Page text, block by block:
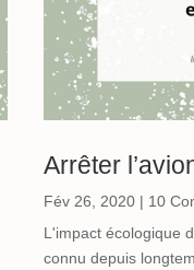
Arrêter
Fév 26, 2020| 10
L'impact écologique
connu depuis